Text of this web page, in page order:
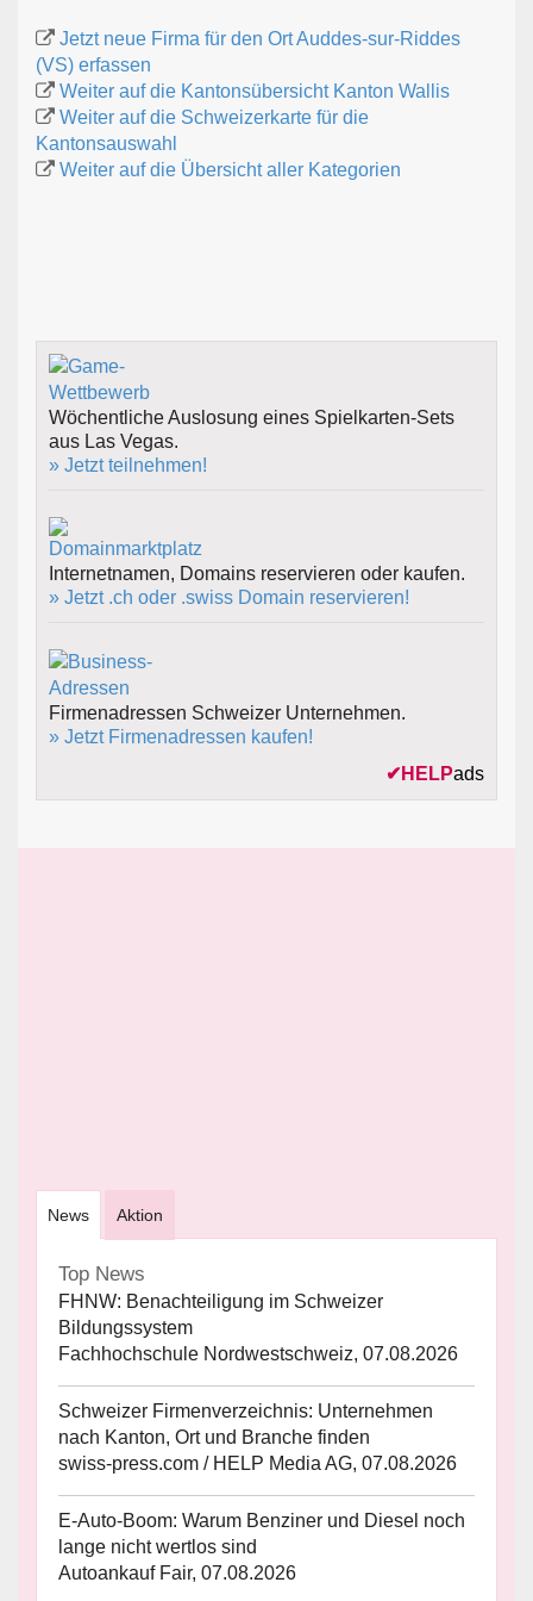
Jetzt neue Firma für den Ort Auddes-sur-Riddes
(VS) erfassen
Weiter auf die Kantonsübersicht Kanton Wallis
Weiter auf die Schweizerkarte für die
Kantonsauswahl
Weiter auf die Übersicht aller Kategorien
Wöchentliche Auslosung eines Spielkarten-Sets
aus Las Vegas.
» Jetzt teilnehmen!
Internetnamen, Domains reservieren oder kaufen.
» Jetzt .ch oder .swiss Domain reservieren!
Firmenadressen Schweizer Unternehmen.
» Jetzt Firmenadressen kaufen!
✔ HELPads
News Aktion
Top News
FHNW: Benachteiligung im Schweizer
Bildungssystem
Fachhochschule Nordwestschweiz, 07.08.2026
Schweizer Firmenverzeichnis: Unternehmen
nach Kanton, Ort und Branche finden
swiss-press.com / HELP Media AG, 07.08.2026
E-Auto-Boom: Warum Benziner und Diesel noch
lange nicht wertlos sind
Autoankauf Fair, 07.08.2026